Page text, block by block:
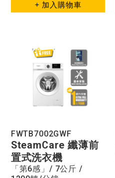
+ 加入購物車
FWTB7002GWF
SteamCare 纖薄前
置式洗衣機
「第6感」/ 7公斤 /